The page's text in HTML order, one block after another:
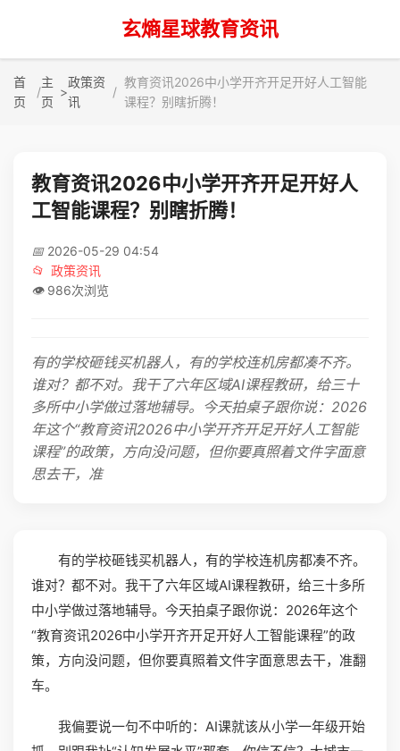
玄熵星球教育资讯
首
页
主
页
>
政策资
讯
教育资讯2026中小学开齐开足开好人工智能
课程？别瞎折腾！
教育资讯2026中小学开齐开足开好人
工智能课程？别瞎折腾！
📅 2026-05-29 04:54
📂 政策资讯
👁️ 986次浏览
有的学校砸钱买机器人，有的学校连机房都凑不齐。
谁对？都不对。我干了六年区域AI课程教研，给三十
多所中小学做过落地辅导。今天拍桌子跟你说：2026
年这个“教育资讯2026中小学开齐开足开好人工智能
课程”的政策，方向没问题，但你要真照着文件字面意
思去干，准
有的学校砸钱买机器人，有的学校连机房都凑不齐。
谁对？都不对。我干了六年区域AI课程教研，给三十多所
中小学做过落地辅导。今天拍桌子跟你说：2026年这个
“教育资讯2026中小学开齐开足开好人工智能课程”的政
策，方向没问题，但你要真照着文件字面意思去干，准翻
车。
我偏要说一句不中听的：AI课就该从小学一年级开始